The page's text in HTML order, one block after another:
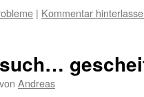
| Kommentar
von Andreas